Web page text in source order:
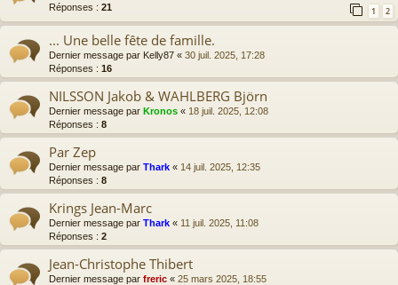
Réponses : 21 1 2
... Une belle fête de famille.
Dernier message par Kelly87 « 30 juil. 2025, 17:28
Réponses : 16
NILSSON Jakob & WAHLBERG Björn
Dernier message par Kronos « 18 juil. 2025, 12:08
Réponses : 8
Par Zep
Dernier message par Thark « 14 juil. 2025, 12:35
Réponses : 8
Krings Jean-Marc
Dernier message par Thark « 11 juil. 2025, 11:08
Réponses : 2
Jean-Christophe Thibert
Dernier message par freric « 25 mars 2025, 18:55